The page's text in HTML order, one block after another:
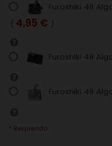
Furoshiki 48
( 4,95 € )
Furoshiki 48
Furoshiki 48
* Requerido